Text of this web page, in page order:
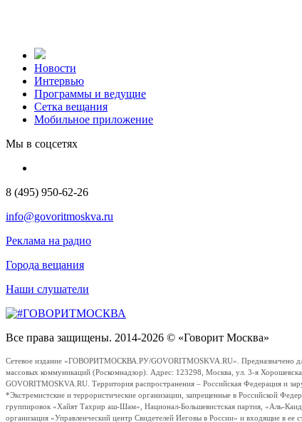
Новости
Интервью
Программы и ведущие
Сетка вещания
Мобильное приложение
Мы в соцсетях
8 (495) 950-62-26
info@govoritmoskva.ru
Реклама на радио
Города вещания
Наши слушатели
Все права защищены. 2014-2026 © «Говорит Москва»
Сетевое издание «ГОВОРИТМОСКВА.РУ/GOVORITMOSKVA.RU». Предназначено
массовых коммуникаций (Роскомнадзор). Адрес: 123298, Москва, ул. 3-я
GOVORITMOSKVA.RU. Территория распространения – Российская Федерация и
*Экстремистские и террористические организации, запрещенные в Российской
группировок «Хайят Тахрир аш-Шам», Национал-Большевистская партия, «Аль-
организация «Управленческий центр Свидетелей Иеговы в России» и входящие в ее